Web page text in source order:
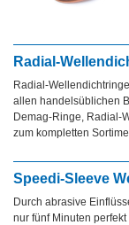
Radial-
Radial-
allen handelsüblichen
Demag-Ringe, Radial-
zum kompletten
Speedi-Sleeve
Durch abrasive
nur fünf Minuten